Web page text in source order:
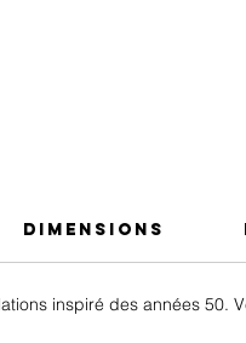
Dimensions
inspiré des années 50.